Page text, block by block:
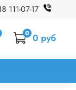
111-07-17
0 0 руб